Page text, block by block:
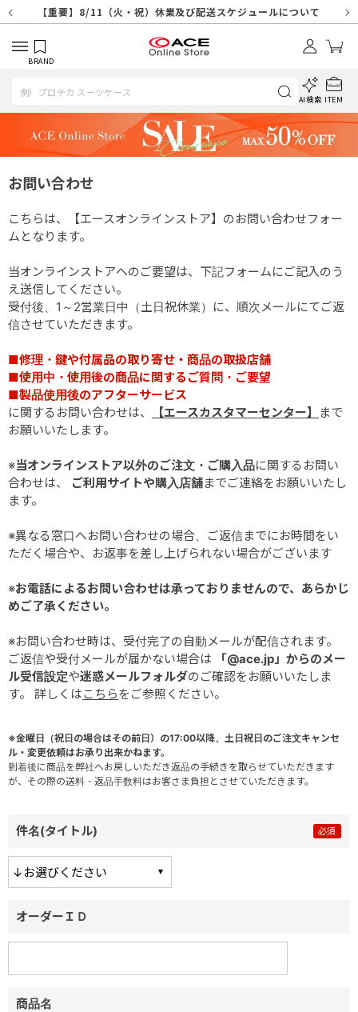
【重要】8/11（火・祝）休業及び配送スケジュールについて
【重要】令和８年熊本地震に伴う配送への影響について
【重要】納品書・領収書ペーパーレス化（電子化）のお知らせ
【重要】天候不良や交通状況・物量増等に伴う配送への影響について
【重要】悪質な詐欺サイトにご注意ください
【重要】各種メールが届かない場合に関しまして
【重要】お問い合わせのご対応に関しまして
【重要】SNSのなりすまし詐欺にご注意ください
BRAND
AI検索 ITEM
お問い合わせ
こちらは、【エースオンラインストア】のお問い合わせフォー
ムとなります。
当オンラインストアへのご要望は、下記フォームにご記入のう
え送信してください。
受付後、1～2営業日中（土日祝休業）に、順次メールにてご返
信させていただきます。
■修理・鍵や付属品の取り寄せ・商品の取扱店舗
■使用中・使用後の商品に関するご質問・ご要望
■製品使用後のアフターサービス
に関するお問い合わせは、
【エースカスタマーセンター】
まで
お願いいたします。
※当オンラインストア以外のご注文・ご購入品に関するお問い
合わせは、
ご利用サイトや購入店舗までご連絡をお願いいたし
ます。
※異なる窓口へお問い合わせの場合、ご返信までにお時間をい
ただく場合や、お返事を差し上げられない場合がございます
※お電話によるお問い合わせは承っておりませんので、あらかじ
めご了承ください。
※お問い合わせ時は、受付完了の自動メールが配信されます。
ご返信や受付メールが届かない場合は
「@ace.jp」からのメー
ル受信設定や迷惑メールフォルダのご確認をお願いいたしま
す。 詳しくは こちらをご参照ください。
※金曜日（祝日の場合はその前日）の17:00以降、土日祝日のご注文キャンセ
ル・変更依頼はお承り出来かねます。
到着後に商品を弊社へお戻しいただき返品の手続きを取らせていただきます
が、その際の送料・返品手数料はお客さま負担とさせていただきます。
件名(タイトル)
オーダーＩＤ
商品名